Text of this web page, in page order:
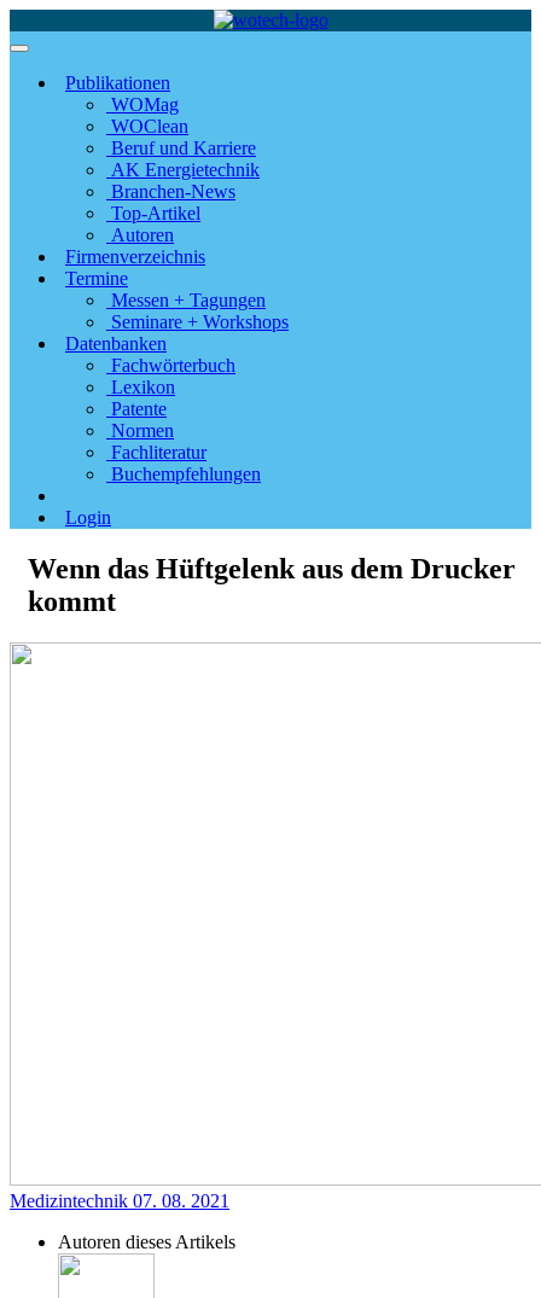
Publikationen
WOMag
WOClean
Beruf und Karriere
AK Energietechnik
Branchen-News
Top-Artikel
Autoren
Firmenverzeichnis
Termine
Messen + Tagungen
Seminare + Workshops
Datenbanken
Fachwörterbuch
Lexikon
Patente
Normen
Fachliteratur
Buchempfehlungen
Login
Wenn das Hüftgelenk aus dem Drucker
kommt
Medizintechnik 07. 08. 2021
Autoren dieses Artikels